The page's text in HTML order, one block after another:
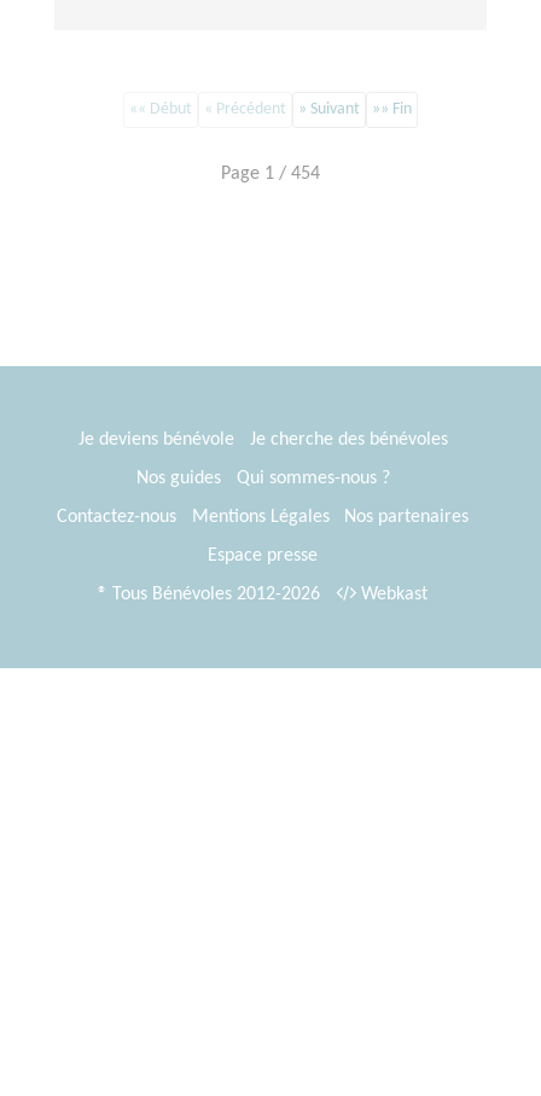
«« Début « Précédent » Suivant »» Fin
Page 1 / 454
Je deviens bénévole
Je cherche des bénévoles
Nos guides
Qui sommes-nous ?
Contactez-nous
Mentions Légales
Nos partenaires
Espace presse
® Tous Bénévoles 2012-2026
Webkast